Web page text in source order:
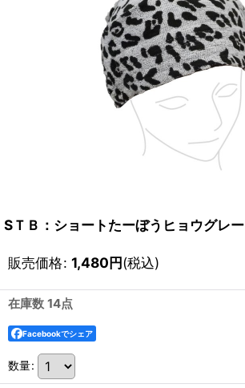
SＴＢ：ショートたーぼうヒョウグレー
販売価格: 1,480円(税込)
在庫数 14点
Facebookでシェア
数量: